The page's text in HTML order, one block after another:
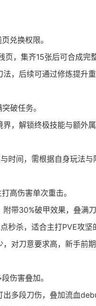
兑换权限。
集齐15张后可合成完整
后续可通过修炼提升重
破任务。
解锁终极技能与额外属
间，需根据自身玩法与
高伤害单次重击。
30%破甲效果，叠满刀
杀，适合主打PVE攻坚
刀意要求高，新手前期
伤害叠加。
段刀伤，叠加流血